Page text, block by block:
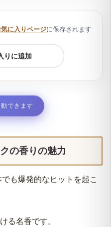
つけたいシーンとは？
と並行輸入品の違いにつ
に入りページに保存されます
りに追加
できます
の香りの魅力
も爆発的なヒットを起こ
る名香です。